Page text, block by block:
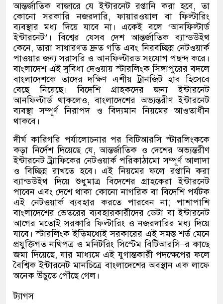
আন্তর্জাতিক বাজারে যে ইন্টারনেট রপ্তানি করা হবে,তা
কোনো সরকারি নজরদারি,ফায়ারওয়াল বা ফিল্টারিং
ব্যবস্থার মধ্য দিয়ে যাবে না। একেই বলে‘আনফিল্টার্ড
ইন্টারনেট’ ।বিশ্বের যেসব দেশ আন্তর্জাতিক ব্যান্ডউইথ
কেনে,তারা সাধারণত দ্রুত গতি এবং নিরবচ্ছিন্ন নেটওয়ার্ক
পাওয়ার জন্য সরাসরি ও আনফিল্টারড সংযোগ পছন্দ করে।
বাংলাদেশ এই সুবিধা দেওয়ায় স্টারলিংক সিঙ্গাপুরের বদলে
বাংলাদেশকে তাদের দক্ষিণ এশীয় ট্রানজিট হাব হিসেবে
বেছে নিয়েছে। বিদেশি গ্রাহকদের জন্য ইন্টারনেট
আনফিল্টার্ড থাকলেও,বাংলাদেশের অভ্যন্তরীণ ইন্টারনেট
ব্যবস্থা সম্পূর্ণ নিরাপদ ও বিদ্যমান নিয়মের আওতাধীন
থাকবে।
দীর্ঘ কারিগরি পর্যালোচনার পর বিটিআরসি স্টারলিংককে
কড়া নির্দেশ দিয়েছে যে,আন্তর্জাতিক ও দেশের অভ্যন্তরীণ
ইন্টারনেট ট্র্যাফিকের নেটওয়ার্ক পরিকাঠামো সম্পূর্ণ আলাদা
ও বিচ্ছিন্ন রাখতে হবে। এই নিয়মের ফলে রপ্তানি করা
ব্যান্ডউইথ দিয়ে শুধুমাত্র বিদেশের গ্রাহকেরা ইন্টারনেট
পাবেন এবং দেশে থাকা কোনো নাগরিক বা বিদেশি পর্যটক
এই নেটওয়ার্ক ব্যবহার করতে পারবেন না;পাশাপাশি
বাংলাদেশের ভেতরের ব্যবহারকারীদের ডেটা বা ইন্টারনেট
আগের মতোই সরকারি ফিল্টারিং ও নজরদারির মধ্য দিয়ে
যাবে। স্টারলিংক ইতিমধ্যেই সরকারের এই সমস্ত শর্ত মেনে
প্রযুক্তিগত নথিপত্র ও মনিটরিং সিস্টেম বিটিআরসি–র কাছে
জমা দিয়েছে,যার মাধ্যমে এই যুগান্তকারী পদক্ষেপের ফলে
বৈশ্বিক ইন্টারনেট মানচিত্রে বাংলাদেশের অবস্থান এক লাফে
অনেক উঁচুতে পৌঁছে গেল।
ট্যাগস